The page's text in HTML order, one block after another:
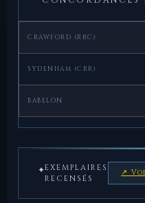
CRAWFORD (RRC)
SYDENHAM (CRR)
BABELON
✦EXEMPLAIRES
RECENSÉS
↗